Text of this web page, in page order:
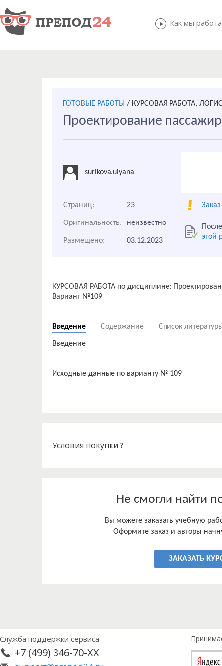
Как мы
Как мы
ГОТОВЫЕ РАБОТЫ / КУРСОВАЯ РАБОТА,
Проектирование
surikova.ulyana
Страниц: 23
Оригинальность: неизвестно
этой
Размещено: 03.12.2023
КУРСОВАЯ РАБОТА по дисциплине:
Вариант №109
Введение Содержание Список
Введение
Условия покупки ?
Не смогли найти
Вы можете заказать учебную
Оформите заказ и авторы
ЗАКАЗАТЬ
Служба поддержки сервиса
+7 (499) 346-70-XX